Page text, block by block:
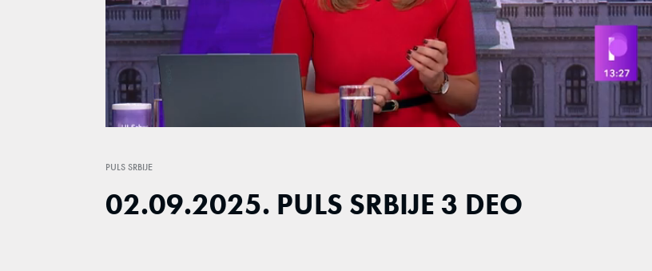
Unmute
Loaded
3.07%
PULS SRBIJE
02.09.2025. PULS SRBIJE 3 DEO